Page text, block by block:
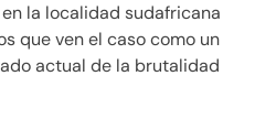
la localidad sudafricana
que ven el caso como un
actual de la brutalidad